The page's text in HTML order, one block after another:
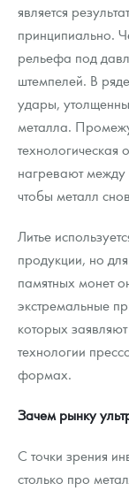
является
принципиально.
рельефа под
штемпелей. В
удары,
металла.
технологическая
нагревают между
чтобы металл
Литье
продукции, но
памятных монет
экстремальные
которых
технологии
формах.
Зачем рынку
С точки зрения
столько про